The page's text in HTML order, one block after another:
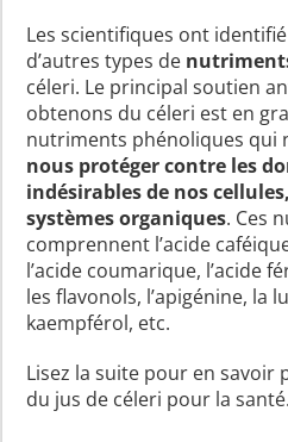
Les scientifiques ont
d’autres types de
céleri. Le principal soutien
obtenons du céleri est en
nutriments phénoliques qui
nous protéger contre les
indésirables de nos
systèmes organiques. Ces
comprennent l’acide
l’acide coumarique, l’acide
les flavonols, l’apigénine, la
kaempférol, etc.
Lisez la suite pour en savoir
du jus de céleri pour la santé.